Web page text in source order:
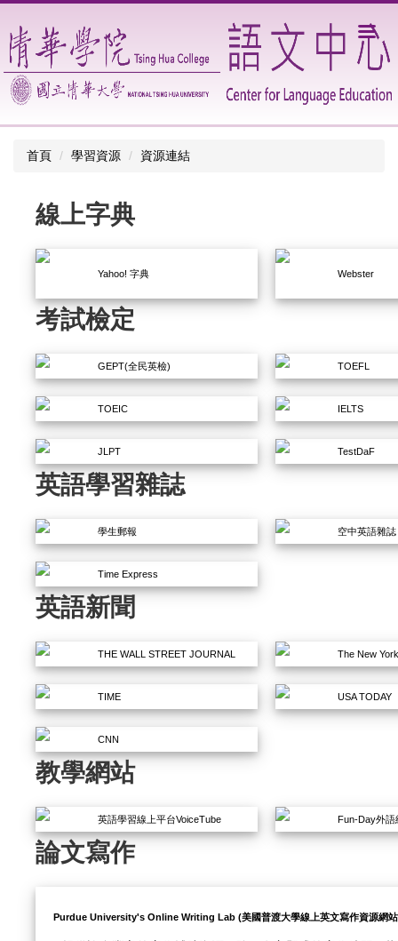
到
主
要
內
容
區
首頁 學習資源 資源連結
線上字典
Yahoo! 字典 Webster
考試檢定
GEPT(全民英檢) TOEFL
TOEIC IELTS
JLPT TestDaF
英語學習雜誌
學生郵報 空中英語雜誌
Time Express
英語新聞
THE WALL STREET JOURNAL The New
TIME USA TODAY
CNN
教學網站
英語學習線上平台VoiceTube Fun-Day外語
論文寫作
Purdue University's Online Writing Lab (美國普渡大學線上英文寫作資源網